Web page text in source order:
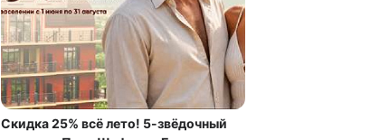
Скидка 25% всё лето! 5-звёдочный